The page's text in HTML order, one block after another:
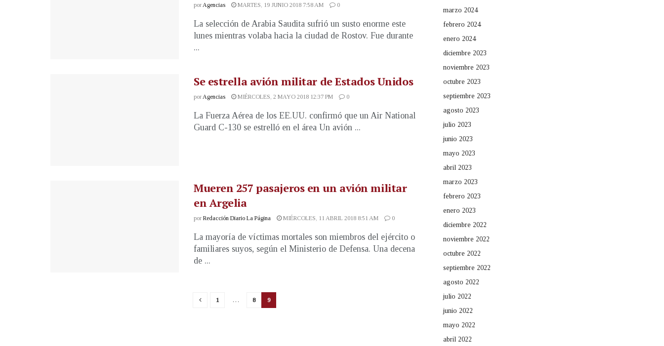
porAgencias MARTES, 19 JUNIO 2018 7:58 AM 0
La selección de Arabia Saudita sufrió un susto enorme este
lunes mientras volaba hacia la ciudad de Rostov. Fue durante
...
Se estrella avión militar de Estados Unidos
porAgencias MIÉRCOLES, 2 MAYO 2018 12:37 PM 0
La Fuerza Aérea de los EE.UU. confirmó que un Air National
Guard C-130 se estrelló en el área Un avión ...
Mueren 257 pasajeros en un avión militar
en Argelia
por Redacción Diario La Página MIÉRCOLES, 11 ABRIL 2018 8:51 AM 0
La mayoría de víctimas mortales son miembros del ejército o
familiares suyos, según el Ministerio de Defensa. Una decena
de ...
1 … 8 9
marzo 2024
febrero 2024
enero 2024
diciembre 2023
noviembre 2023
octubre 2023
septiembre 2023
agosto 2023
julio 2023
junio 2023
mayo 2023
abril 2023
marzo 2023
febrero 2023
enero 2023
diciembre 2022
noviembre 2022
octubre 2022
septiembre 2022
agosto 2022
julio 2022
junio 2022
mayo 2022
abril 2022